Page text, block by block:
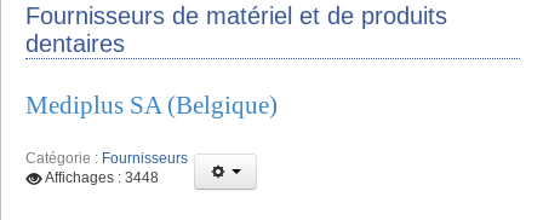
Fournisseurs de matériel et de produits
dentaires
Mediplus SA (Belgique)
Catégorie : Fournisseurs
Affichages : 3448